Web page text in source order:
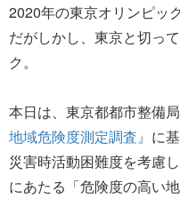
2020年の東京オリンピッ
だがしかし、東京と切っ
ク。
本日は、東京都都市整備
地域危険度測定調査』 に
災害時活動困難度を考慮
にあたる「危険度の高い